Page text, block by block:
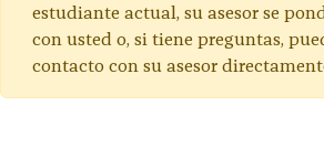
estudiante actual, su asesor se
con usted o, si tiene preguntas,
contacto con su asesor